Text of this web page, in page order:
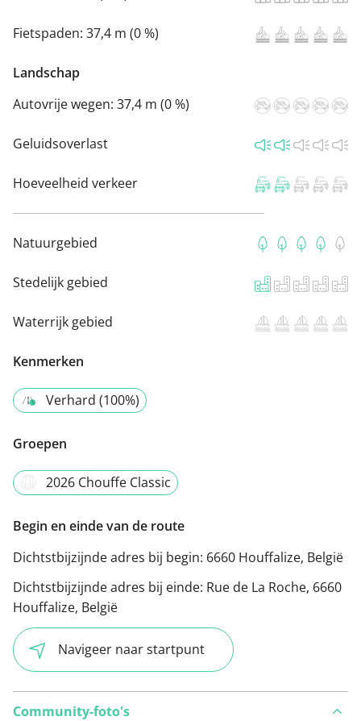
Fietspaden: 37,4 m (0 %)
Landschap
Autovrije wegen: 37,4 m (0 %)
Geluidsoverlast
Hoeveelheid verkeer
Natuurgebied
Stedelijk gebied
Waterrijk gebied
Kenmerken
Verhard (100%)
Groepen
2026 Chouffe Classic
Begin en einde van de route
Dichtstbijzijnde adres bij begin: 6660 Houffalize, België
Dichtstbijzijnde adres bij einde: Rue de La Roche, 6660
Houffalize, België
Navigeer naar startpunt
Community-foto's